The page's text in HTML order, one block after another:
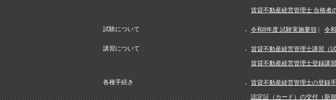
賃貸不動産経営管理士 合格者
試験について 令和8年度 試験実施要領 令
講習について 賃貸不動産経営管理士講習（
賃貸不動産経営管理士登録講習
各種手続き 賃貸不動産経営管理士の登録
認定証（カード）の交付（新